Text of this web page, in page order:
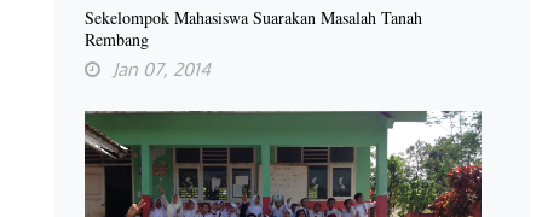
Sekelompok Mahasiswa Suarakan Masalah Tanah
Rembang
Jan 07, 2014